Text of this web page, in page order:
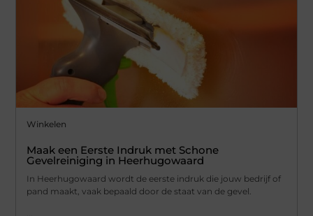
Winkelen
Maak een Eerste Indruk met Schone
Gevelreiniging in Heerhugowaard
In Heerhugowaard wordt de eerste indruk die jouw bedrijf of
pand maakt, vaak bepaald door de staat van de gevel.